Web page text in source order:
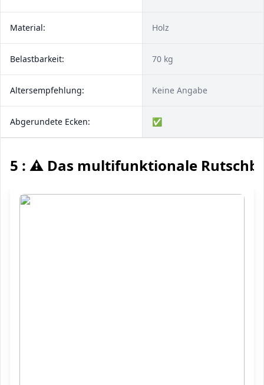
Material: Holz
Belastbarkeit: 70 kg
Altersempfehlung: Keine Angabe
Abgerundete Ecken: ✅
5 : ⚠️ Das multifunktionale